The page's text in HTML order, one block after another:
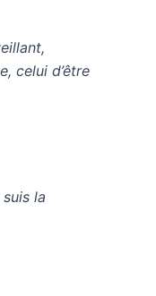
celui d’être
la